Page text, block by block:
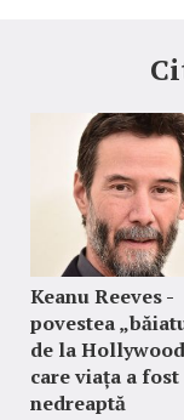
Keanu Reeves -
povestea
de la
care viața a fost
nedreaptă